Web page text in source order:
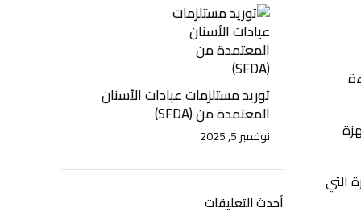
التي
توريد مستلزمات عيادات الأسنان
المعتمدة من (SFDA)
نوفمبر 5, 2025
أحدث التعليقات